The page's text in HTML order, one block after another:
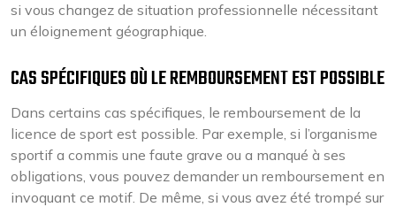
si vous changez de situation professionnelle nécessitant
un éloignement géographique.
CAS SPÉCIFIQUES OÙ LE REMBOURSEMENT EST POSSIBLE
Dans certains cas spécifiques, le remboursement de la
licence de sport est possible. Par exemple, si l’organisme
sportif a commis une faute grave ou a manqué à ses
obligations, vous pouvez demander un remboursement en
invoquant ce motif. De même, si vous avez été trompé sur